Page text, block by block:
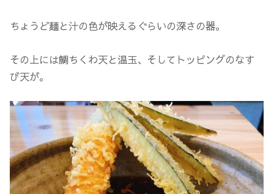
ちょうど麺と汁の色が映えるぐらいの深さの器。
その上には鯛ちくわ天と温玉、そしてトッピングのなす
び天が。